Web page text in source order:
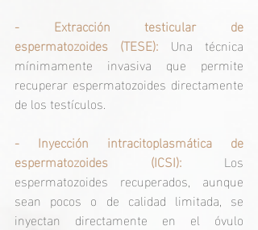
- Extracción testicular de
espermatozoides (TESE): Una técnica
mínimamente invasiva que permite
recuperar espermatozoides directamente
de los testículos.
- Inyección intracitoplasmática de
espermatozoides (ICSI): Los
espermatozoides recuperados, aunque
sean pocos o de calidad limitada, se
inyectan directamente en el óvulo